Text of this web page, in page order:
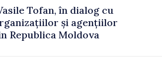
Tofan, în dialog cu
și agențiilor
Republica Moldova